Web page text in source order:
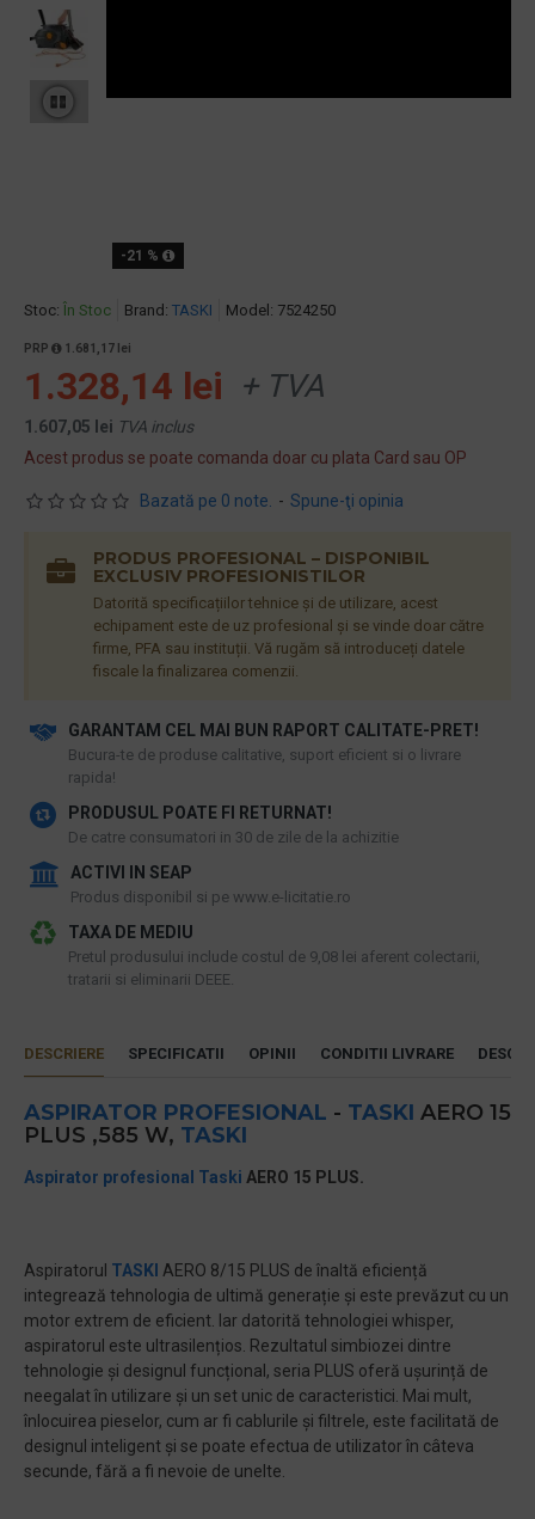
-21 %
Stoc: În Stoc Brand: TASKI Model: 7524250
Bazată pe 0 note. - Spune-ţi opinia
PRP 1.681,17 lei
1.328,14 lei + TVA
1.607,05 lei TVA inclus
Acest produs se poate comanda doar cu plata Card sau OP
GARANTAM CEL MAI BUN RAPORT CALITATE-PRET!
​Bucura-te de produse calitative, suport eficient si o livrare
rapida!
PRODUSUL POATE FI RETURNAT!
De catre consumatori in 30 de zile de la achizitie
ACTIVI IN SEAP
Produs disponibil si pe www.e-licitatie.ro
PRODUS PROFESIONAL – DISPONIBIL
EXCLUSIV PROFESIONISTILOR
Datorită specificațiilor tehnice și de utilizare, acest
echipament este de uz profesional și se vinde doar către
firme, PFA sau instituții. Vă rugăm să introduceți datele
fiscale la finalizarea comenzii.
TAXA DE MEDIU
Pretul produsului include costul de 9,08 lei aferent colectarii,
tratarii si eliminarii DEEE.
DESCRIERE SPECIFICATII OPINII CONDITII LIVRARE
ASPIRATOR PROFESIONAL - TASKI AERO 15
PLUS ,585 W, TASKI
Aspirator profesional Taski AERO 15 PLUS.
Aspiratorul TASKI AERO 8/15 PLUS de înaltă eficiență
integrează tehnologia de ultimă generație și este prevăzut cu un
motor extrem de eficient. Iar datorită tehnologiei whisper,
aspiratorul este ultrasilențios. Rezultatul simbiozei dintre
tehnologie și designul funcțional, seria PLUS oferă ușurință de
neegalat în utilizare și un set unic de caracteristici. Mai mult,
înlocuirea pieselor, cum ar fi cablurile și filtrele, este facilitată de
designul inteligent și se poate efectua de utilizator în câteva
secunde, fără a fi nevoie de unelte.